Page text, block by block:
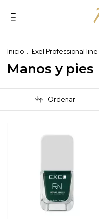
Inicio . Exel Professional line
Manos y pies
Ordenar